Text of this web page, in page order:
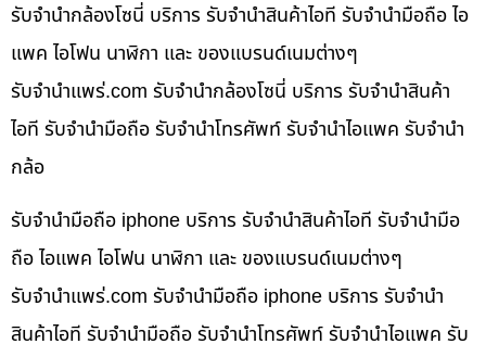
รับจำนำกล้องโซนี่ บริการ รับจำนำสินค้าไอที รับจำนำมือถือ ไอ
แพค ไอโฟน นาฬิกา และ ของแบรนด์เนมต่างๆ
รับจํานําแพร่.com รับจำนำกล้องโซนี่ บริการ รับจำนำสินค้า
ไอที รับจำนำมือถือ รับจำนำโทรศัพท์ รับจำนำไอแพค รับจำนำ
กล้อ
รับจำนำมือถือ iphone บริการ รับจำนำสินค้าไอที รับจำนำมือ
ถือ ไอแพค ไอโฟน นาฬิกา และ ของแบรนด์เนมต่างๆ
รับจํานําแพร่.com รับจำนำมือถือ iphone บริการ รับจำนำ
สินค้าไอที รับจำนำมือถือ รับจำนำโทรศัพท์ รับจำนำไอแพค รับ